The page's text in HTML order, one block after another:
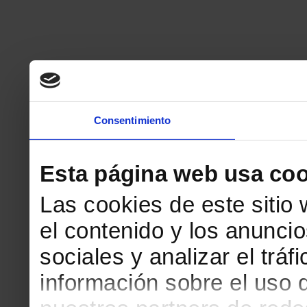
Consentimiento
Esta página web usa
Las cookies de este sitio
el contenido y los
sociales y analizar el
información sobre el uso